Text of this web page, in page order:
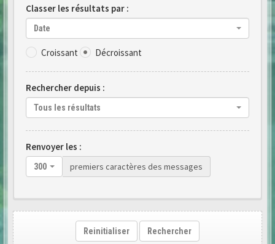
Classer les résultats par :
Date
Croissant Décroissant
Rechercher depuis :
Tous les résultats
Renvoyer les :
300 premiers caractères des messages
Reinitialiser Rechercher